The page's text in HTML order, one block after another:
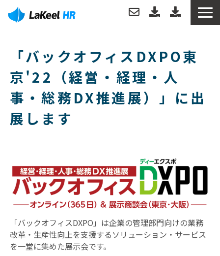
機能
分析例
導入・運用サポート
お役立ち情報
お知らせ
「バックオフィスDXPO東
京'22（経営・経理・人
事・総務DX推進展）」に出
展します
「バックオフィスDXPO」は企業の管理部門向けの業務
改革・⽣産性向上を⽀援するソリューション・サービス
を⼀堂に集めた展⽰会です。